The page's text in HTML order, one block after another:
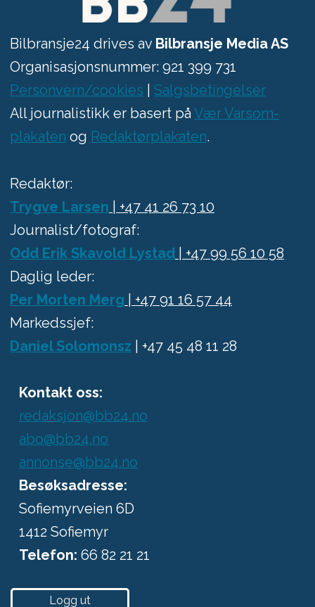
Bilbransje24 drives av Bilbransje Media AS
Organisasjonsnummer: 921 399 731
Personvern/cookies
Salgsbetingelser
All journalistikk er basert på Vær Varsom-
plakaten og Redaktørplakaten.
Redaktør:
Trygve Larsen | +47 41 26 73 10
Journalist/fotograf:
Odd Erik Skavold Lystad| +47 99 56 10 58
Daglig leder:
Per Morten Merg | +47 91 16 57 44
Markedssjef:
Daniel Solomonsz | +47 45 48 11 28
Kontakt oss:
redaksjon@bb24.no
abo@bb24.no
annonse@bb24.no
Besøksadresse:
Sofiemyrveien 6D
1412 Sofiemyr
Telefon:66 82 21 21
Logg ut